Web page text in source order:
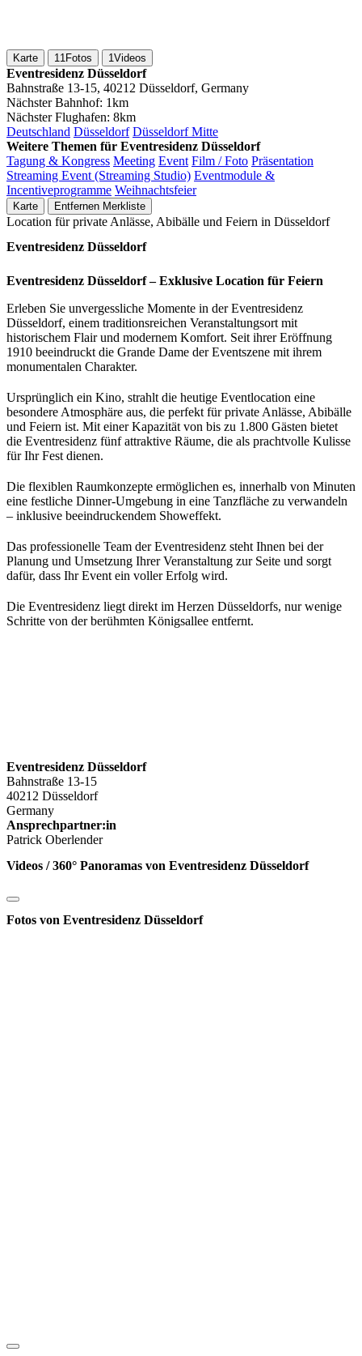
Karte 11Fotos 1Videos
Eventresidenz Düsseldorf
Bahnstraße 13-15, 40212 Düsseldorf, Germany
Nächster Bahnhof: 1km
Nächster Flughafen: 8km
Deutschland Düsseldorf Düsseldorf Mitte
Weitere Themen für Eventresidenz Düsseldorf
Tagung & Kongress Meeting Event Film / Foto Präsentation
Streaming Event (Streaming Studio) Eventmodule &
Incentiveprogramme Weihnachtsfeier
Karte Entfernen Merkliste
Location für private Anlässe, Abibälle und Feiern in Düsseldorf
Eventresidenz Düsseldorf
Eventresidenz Düsseldorf – Exklusive Location für Feiern
Erleben Sie unvergessliche Momente in der Eventresidenz
Düsseldorf, einem traditionsreichen Veranstaltungsort mit
historischem Flair und modernem Komfort. Seit ihrer Eröffnung
1910 beeindruckt die Grande Dame der Eventszene mit ihrem
monumentalen Charakter.
Ursprünglich ein Kino, strahlt die heutige Eventlocation eine
besondere Atmosphäre aus, die perfekt für private Anlässe, Abibälle
und Feiern ist. Mit einer Kapazität von bis zu 1.800 Gästen bietet
die Eventresidenz fünf attraktive Räume, die als prachtvolle Kulisse
für Ihr Fest dienen.
Die flexiblen Raumkonzepte ermöglichen es, innerhalb von Minuten
eine festliche Dinner-Umgebung in eine Tanzfläche zu verwandeln
– inklusive beeindruckendem Showeffekt.
Das professionelle Team der Eventresidenz steht Ihnen bei der
Planung und Umsetzung Ihrer Veranstaltung zur Seite und sorgt
dafür, dass Ihr Event ein voller Erfolg wird.
Die Eventresidenz liegt direkt im Herzen Düsseldorfs, nur wenige
Schritte von der berühmten Königsallee entfernt.
Eventresidenz Düsseldorf
Bahnstraße 13-15
40212 Düsseldorf
Germany
Ansprechpartner:in
Patrick Oberlender
Videos / 360° Panoramas von Eventresidenz Düsseldorf
Fotos von Eventresidenz Düsseldorf